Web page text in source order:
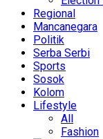
Regional
Mancanegara
Politik
Serba Serbi
Sports
Sosok
Kolom
Lifestyle
All
Fashion